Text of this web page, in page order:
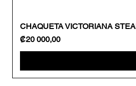
CHAQUETA VICTORIANA
Precio
₡20 000,00